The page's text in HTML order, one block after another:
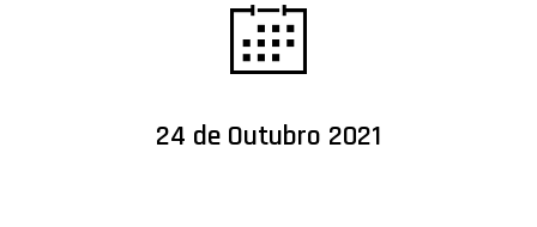
24 de Outubro 2021